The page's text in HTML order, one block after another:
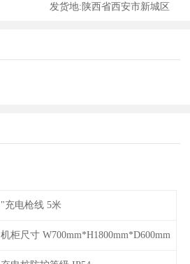
发货地:陕西省西安市新城区
"充电枪线 5米
机柜尺寸 W700mm*H1800mm*D600mm